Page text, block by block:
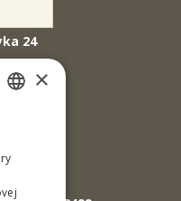
24
61 11
00 27
×